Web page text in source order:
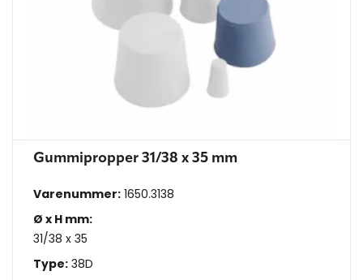
Gummipropper 31/38 x 35 mm
Varenummer: 1650.3138
Ø x H mm:
31/38 x 35
Type: 38D